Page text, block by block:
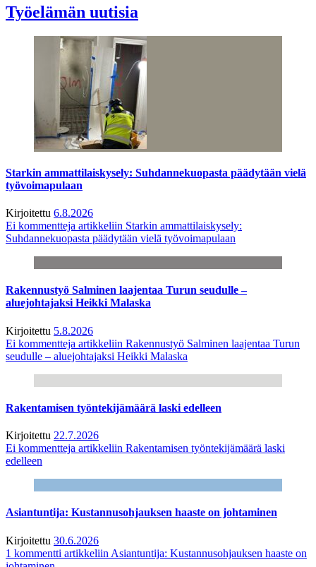
Työelämän uutisia
Starkin ammattilaiskysely: Suhdannekuopasta päädytään vielä
työvoimapulaan
Kirjoitettu 6.8.2026
Ei kommentteja artikkeliin Starkin ammattilaiskysely:
Suhdannekuopasta päädytään vielä työvoimapulaan
Rakennustyö Salminen laajentaa Turun seudulle –
aluejohtajaksi Heikki Malaska
Kirjoitettu 5.8.2026
Ei kommentteja artikkeliin Rakennustyö Salminen laajentaa Turun
seudulle – aluejohtajaksi Heikki Malaska
Rakentamisen työntekijämäärä laski edelleen
Kirjoitettu 22.7.2026
Ei kommentteja artikkeliin Rakentamisen työntekijämäärä laski
edelleen
Asiantuntija: Kustannusohjauksen haaste on johtaminen
Kirjoitettu 30.6.2026
1 kommentti artikkeliin Asiantuntija: Kustannusohjauksen haaste on